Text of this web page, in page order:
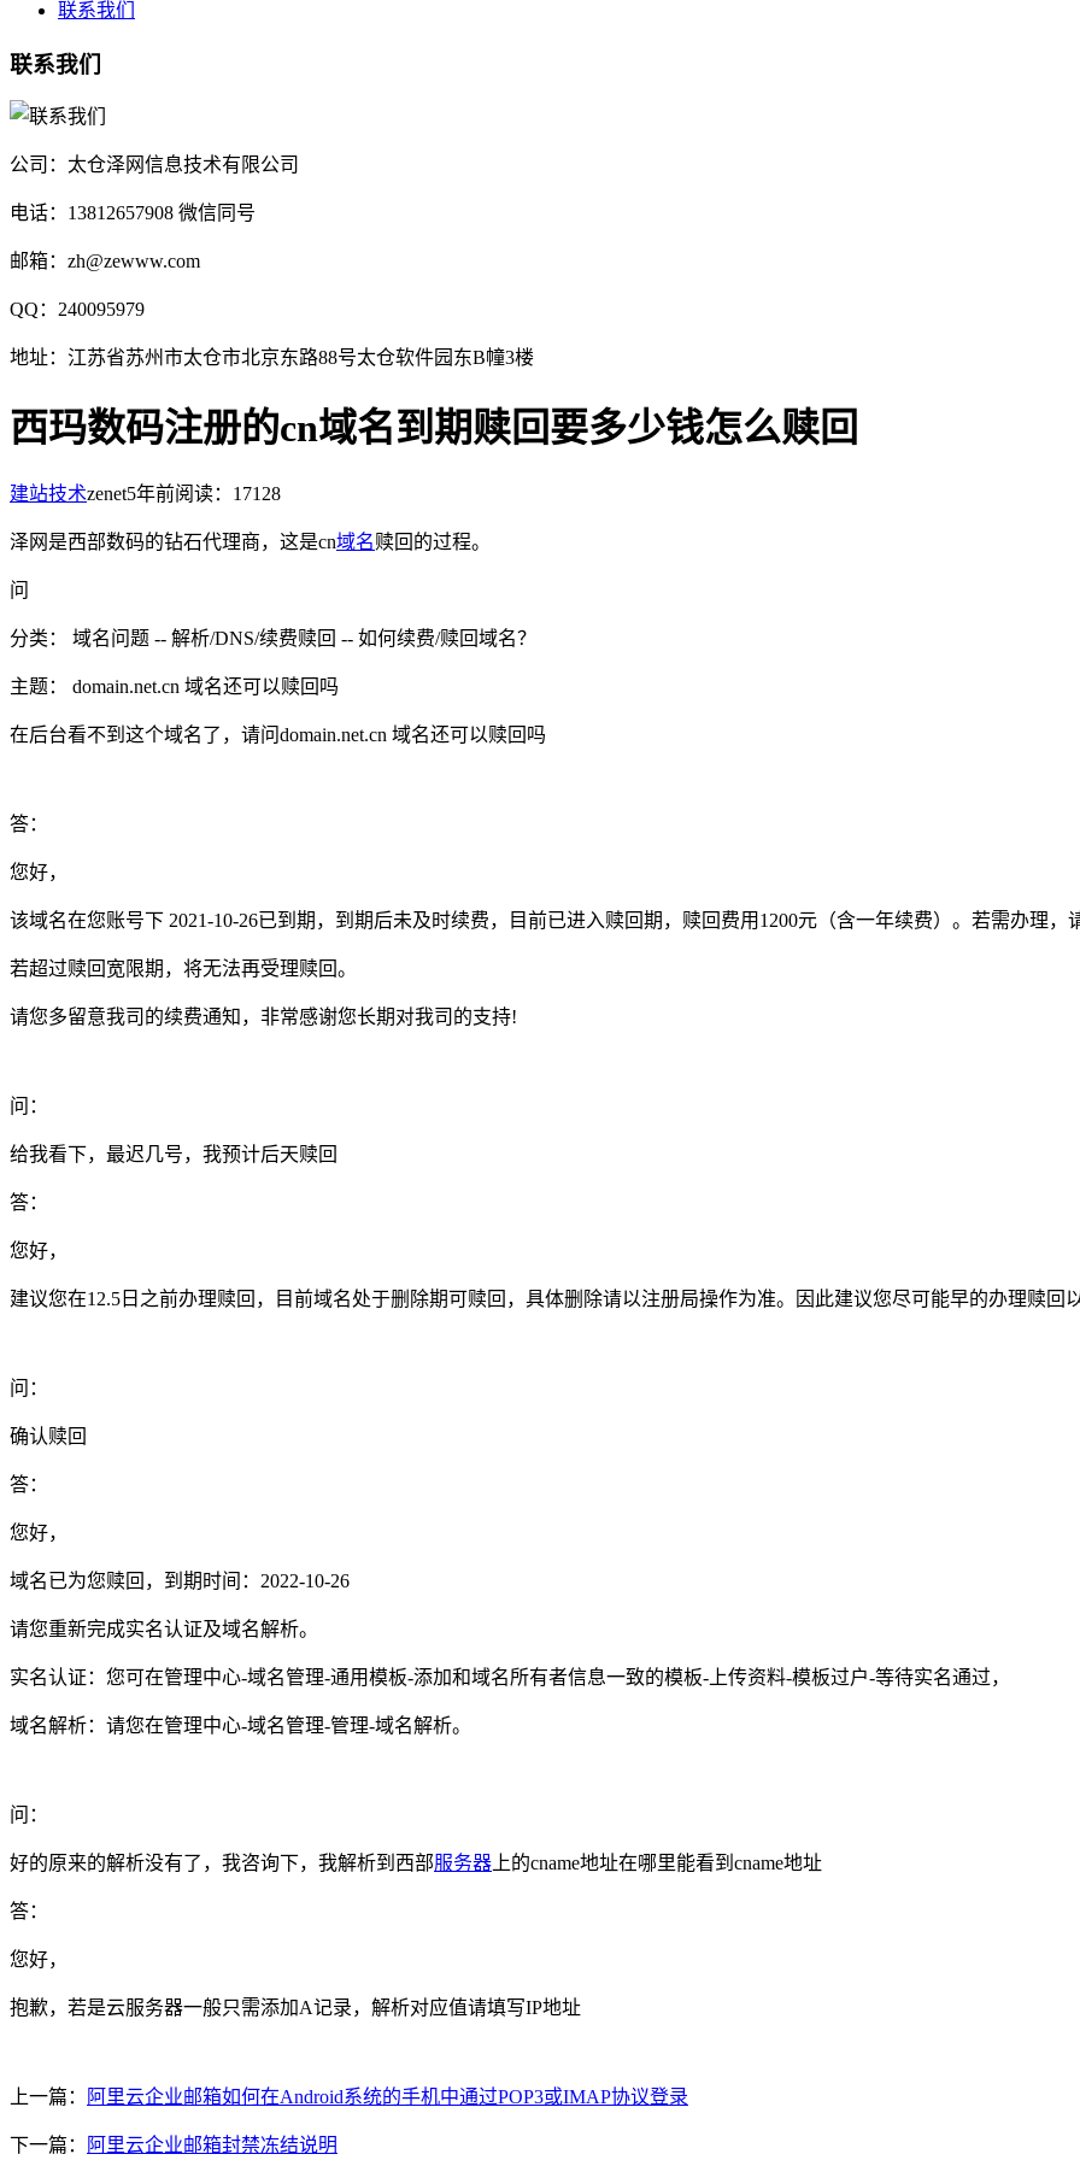
联系我们
联系我们
公司：太仓泽网信息技术有限公司
电话：13812657908 微信同号
邮箱：zh@zewww.com
QQ：240095979
地址：江苏省苏州市太仓市北京东路88号太仓软件园东B幢3楼
西玛数码注册的cn域名到期赎回要多少钱怎么赎回
建站技术zenet5年前阅读：17128
泽网是西部数码的钻石代理商，这是cn域名赎回的过程。
问
分类： 域名问题 -- 解析/DNS/续费赎回 -- 如何续费/赎回域名？
主题： domain.net.cn 域名还可以赎回吗
在后台看不到这个域名了，请问domain.net.cn 域名还可以赎回吗
答：
您好，
该域名在您账号下 2021-10-26已到期，到期后未及时续费，目前已进入赎回期，赎回费用1200元（含一年续费）。若需办理，
若超过赎回宽限期，将无法再受理赎回。
请您多留意我司的续费通知，非常感谢您长期对我司的支持!
问：
给我看下，最迟几号，我预计后天赎回
答：
您好，
建议您在12.5日之前办理赎回，目前域名处于删除期可赎回，具体删除请以注册局操作为准。因此建议您尽可能早的办理赎回
问：
确认赎回
答：
您好，
域名已为您赎回，到期时间：2022-10-26
请您重新完成实名认证及域名解析。
实名认证：您可在管理中心-域名管理-通用模板-添加和域名所有者信息一致的模板-上传资料-模板过户-等待实名通过，
域名解析：请您在管理中心-域名管理-管理-域名解析。
问：
好的原来的解析没有了，我咨询下，我解析到西部服务器 上的cname地址在哪里能看到cname地址
答：
您好，
抱歉，若是云服务器一般只需添加A记录，解析对应值请填写IP地址
上一篇： 阿里云企业邮箱如何在Android系统的手机中通过POP3或IMAP协议登录
下一篇： 阿里云企业邮箱封禁冻结说明